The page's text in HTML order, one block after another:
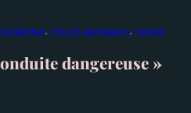
, trio et partouzes, voyeur
dangereuse »